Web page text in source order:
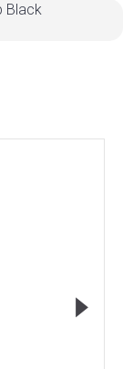
Black